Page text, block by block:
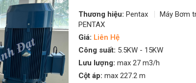
Thương hiệu: Pentax
Máy Bơm
PENTAX
Giá: Liên Hệ
Công suất: 5.5KW - 15KW
Lưu lượng: max 27 m3/h
Cột áp: max 227.2 m